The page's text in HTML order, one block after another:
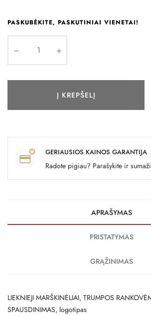
PASKUBĖKITE, PASKUTINIAI VIENETAI!
Į KREPŠELĮ
GERIAUSIOS KAINOS GARANTIJA
Radote pigiau? Parašykite ir
APRAŠYMAS
PRISTATYMAS
GRĄŽINIMAS
LIEKNIEJI MARŠKINĖLIAI, TRUMPOS
SPAUSDINIMAS, logotipas